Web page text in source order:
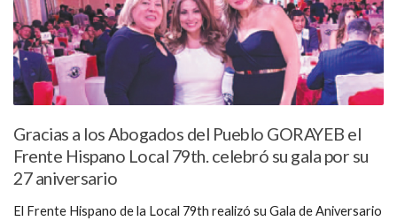
Gracias a los Abogados del Pueblo GORAYEB el
Frente Hispano Local 79th. celebró su gala por su
27 aniversario
El Frente Hispano de la Local 79th realizó su Gala de Aniversario